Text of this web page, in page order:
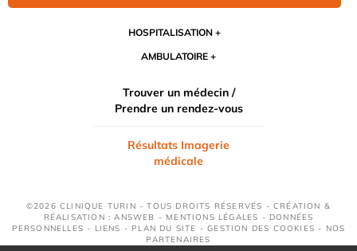
HOSPITALISATION
AMBULATOIRE
Trouver un médecin /
Prendre un rendez-vous
Résultats Imagerie
médicale
©2026 CLINIQUE TURIN - TOUS DROITS RÉSERVÉS - CRÉATION &
RÉALISATION : ANSWEB - MENTIONS LÉGALES - DONNÉES
PERSONNELLES - LIENS - PLAN DU SITE -GESTION DES COOKIES - NOS
PARTENAIRES